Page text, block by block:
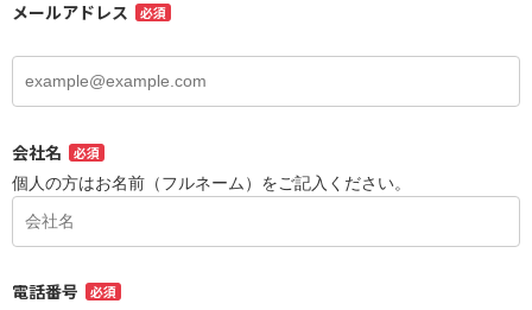
メールアドレス 必須
会社名
必須
個人の方はお名前（フルネーム）をご記入ください。
電話番号 必須